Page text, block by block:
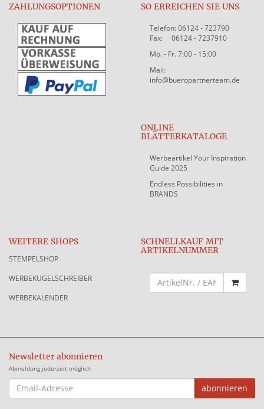
ZAHLUNGSOPTIONEN SO ERREICHEN SIE UNS
Telefon: 06124 - 723790
Fax: 06124 - 7237910
Mo. - Fr. 7:00 - 15:00
Mail:
info@bueropartnerteam.de
ONLINE
BLÄTTERKATALOGE
Werbeartikel Your Inspiration
Guide 2025
Endless Possibilities in
BRANDS
WEITERE SHOPS
STEMPELSHOP
WERBEKUGELSCHREIBER
WERBEKALENDER
SCHNELLKAUF MIT
ARTIKELNUMMER
Newsletter abonnieren
Abmeldung jederzeit möglich
EMAIL-
ADRESSE
abonnieren